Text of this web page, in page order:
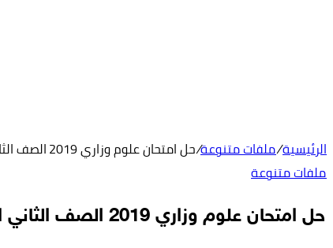
الرئيسية/ملفات متنوعة/حل امتحان علوم وزاري 2019 الصف الثاني الفصل الثالث
ملفات متنوعة
حل امتحان علوم وزاري 2019 الصف الثاني الفصل الثالث